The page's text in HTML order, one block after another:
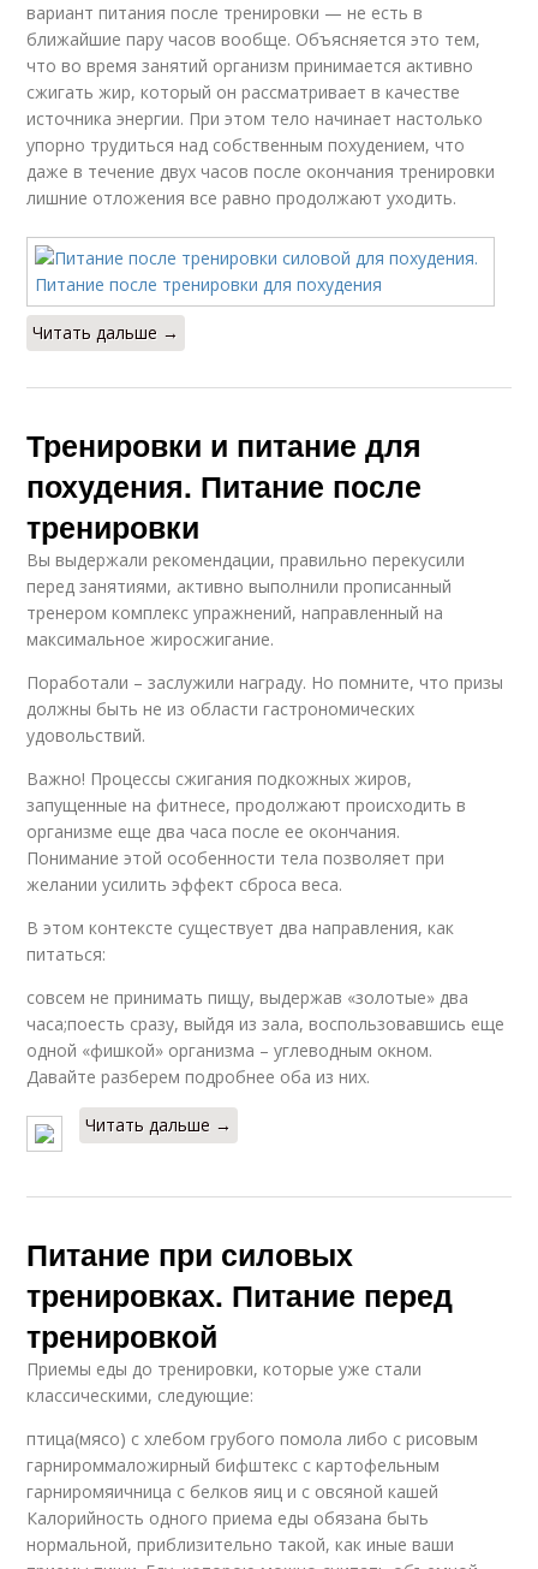
вариант питания после тренировки — не есть в
ближайшие пару часов вообще. Объясняется это тем,
что во время занятий организм принимается активно
сжигать жир, который он рассматривает в качестве
источника энергии. При этом тело начинает настолько
упорно трудиться над собственным похудением, что
даже в течение двух часов после окончания тренировки
лишние отложения все равно продолжают уходить.
Читать дальше →
Тренировки и питание для
похудения. Питание после
тренировки
Вы выдержали рекомендации, правильно перекусили
перед занятиями, активно выполнили прописанный
тренером комплекс упражнений, направленный на
максимальное жиросжигание.
Поработали – заслужили награду. Но помните, что призы
должны быть не из области гастрономических
удовольствий.
Важно! Процессы сжигания подкожных жиров,
запущенные на фитнесе, продолжают происходить в
организме еще два часа после ее окончания.
Понимание этой особенности тела позволяет при
желании усилить эффект сброса веса.
В этом контексте существует два направления, как
питаться:
совсем не принимать пищу, выдержав «золотые» два
часа;поесть сразу, выйдя из зала, воспользовавшись еще
одной «фишкой» организма – углеводным окном.
Давайте разберем подробнее оба из них.
Читать дальше →
Питание при силовых
тренировках. Питание перед
тренировкой
Приемы еды до тренировки, которые уже стали
классическими, следующие:
птица(мясо) с хлебом грубого помола либо с рисовым
гарнироммаложирный бифштекс с картофельным
гарниромяичница с белков яиц и с овсяной кашей
Калорийность одного приема еды обязана быть
нормальной, приблизительно такой, как иные ваши